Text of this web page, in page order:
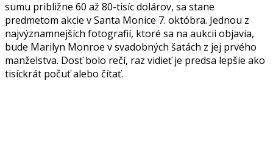
sumu približne 60 až 80-tisíc dolárov, sa stane
predmetom akcie v Santa Monice 7. októbra. Jednou z
najvýznamnejších fotografií, ktoré sa na aukcii objavia,
bude Marilyn Monroe v svadobných šatách z jej prvého
manželstva. Dosť bolo rečí, raz vidieť je predsa lepšie ako
tisíckrát počuť alebo čítať.